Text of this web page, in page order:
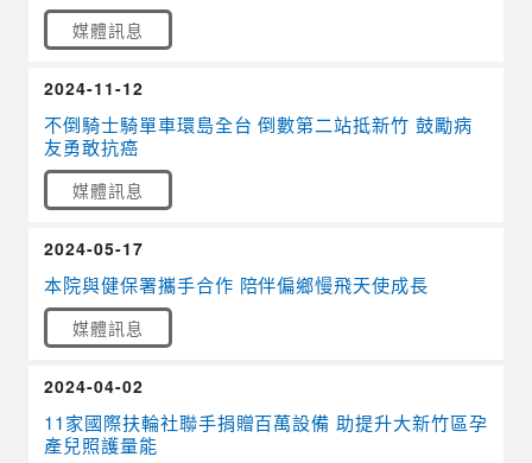
媒體訊息
不倒騎士騎單車環島全台 倒數第二站抵新竹 鼓勵病
友勇敢抗癌
媒體訊息
2024-11-12
本院與健保署攜手合作 陪伴偏鄉慢飛天使成長
媒體訊息
2024-05-17
11家國際扶輪社聯手捐贈百萬設備 助提升大新竹區孕
產兒照護量能
2024-04-02